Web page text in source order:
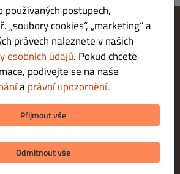
cookie
údajů
používaných postupech,
„soubory cookies“, „marketing“ a
právech naleznete v našich
osobních údajů. Pokud chcete
podívejte se na naše
aprávní upozornění.
Přijmout vše
Odmítnout vše